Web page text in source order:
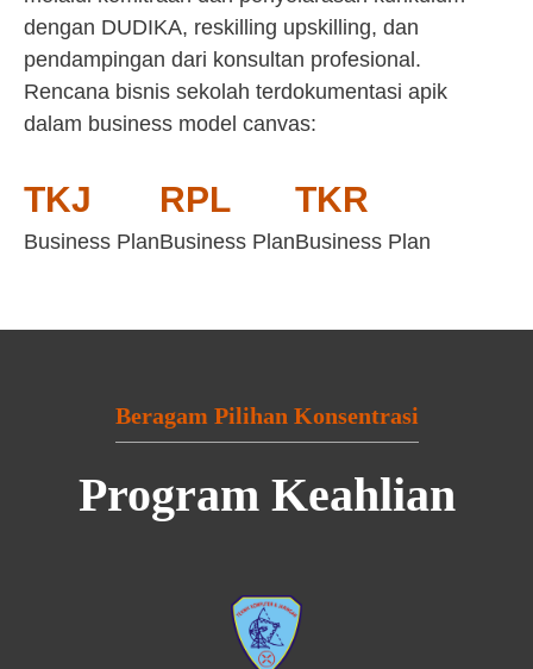
dengan DUDIKA, reskilling upskilling, dan
pendampingan dari konsultan profesional.
Rencana bisnis sekolah terdokumentasi apik
dalam business model canvas:
TKJ
Business Plan
RPL
Business Plan
TKR
Business Plan
Beragam Pilihan Konsentrasi
Program Keahlian